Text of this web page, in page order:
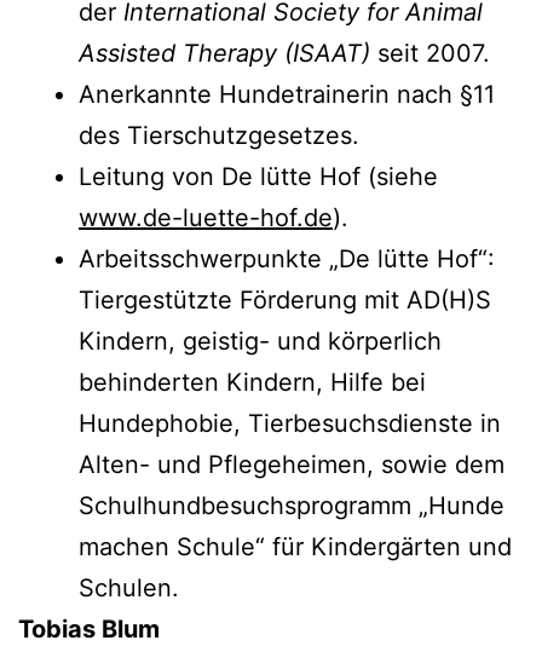
der International Society for Animal
Assisted Therapy (ISAAT) seit 2007.
Anerkannte Hundetrainerin nach §11
des Tierschutzgesetzes.
Leitung von De lütte Hof (siehe
www.de-luette-hof.de).
Arbeitsschwerpunkte „De lütte Hof“:
Tiergestützte Förderung mit AD(H)S
Kindern, geistig- und körperlich
behinderten Kindern, Hilfe bei
Hundephobie, Tierbesuchsdienste in
Alten- und Pflegeheimen, sowie dem
Schulhundbesuchsprogramm „Hunde
machen Schule“ für Kindergärten und
Schulen.
Tobias Blum